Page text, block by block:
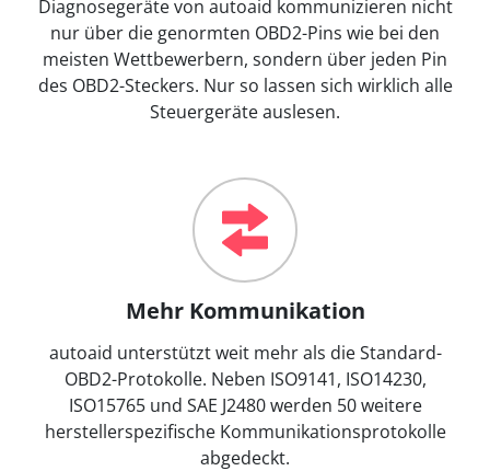
Diagnosegeräte von autoaid kommunizieren nicht
nur über die genormten OBD2-Pins wie bei den
meisten Wettbewerbern, sondern über jeden Pin
des OBD2-Steckers. Nur so lassen sich wirklich alle
Steuergeräte auslesen.
Mehr Kommunikation
autoaid unterstützt weit mehr als die Standard-
OBD2-Protokolle. Neben ISO9141, ISO14230,
ISO15765 und SAE J2480 werden 50 weitere
herstellerspezifische Kommunikationsprotokolle
abgedeckt.